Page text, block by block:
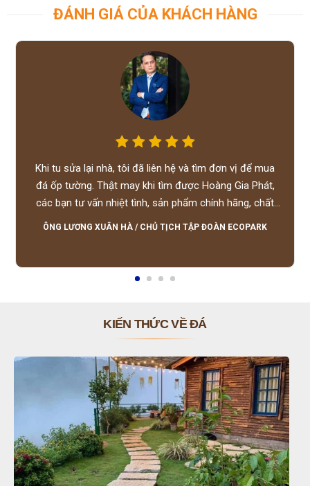
ĐÁNH GIÁ CỦA KHÁCH HÀNG
Khi tu sửa lại nhà, tôi đã liên hệ và tìm đơn vị để mua
đá ốp tường. Thật may khi tìm được Hoàng Gia Phát,
các bạn tư vấn nhiệt tình, sản phẩm chính hãng, chất
lượng tốt, giá hợp lý, hỗ trợ tận tình.
ÔNG LƯƠNG XUÂN HÀ / CHỦ TỊCH TẬP ĐOÀN ECOPARK
KIẾN THỨC VỀ ĐÁ